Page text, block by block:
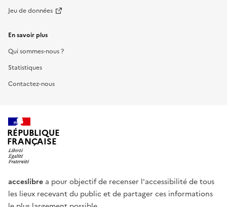
Jeu de données
En savoir plus
Qui sommes-nous ?
Statistiques
Contactez-nous
RÉPUBLIQUE
FRANÇAISE
acceslibre a pour objectif de recenser l'accessibilité de tous
les lieux recevant du public et de partager ces informations